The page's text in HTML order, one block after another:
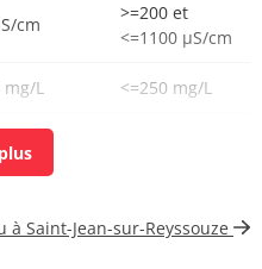
cm
>=200 et
<=1100 µS/cm
mg/L <=250 mg/L
L
à Saint-Jean-sur-Reyssouze